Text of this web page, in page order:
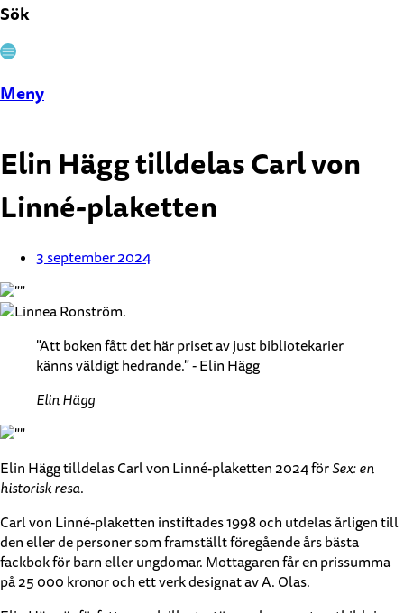
Sök
Stäng
Meny
Elin Hägg tilldelas Carl von
Linné-plaketten
3 september 2024
"Att boken fått det här priset av just bibliotekarier
känns väldigt hedrande." - Elin Hägg
Elin Hägg
Elin Hägg tilldelas Carl von Linné-plaketten 2024 förSex: en
historisk resa.
Carl von Linné-plaketten instiftades 1998 och utdelas årligen till
den eller de personer som framställt föregående års bästa
fackbok för barn eller ungdomar. Mottagaren får en prissumma
på 25 000 kronor och ett verk designat av A. Olas.